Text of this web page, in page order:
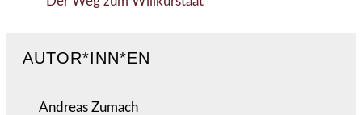
AUTOR*INN*EN
Andreas Zumach